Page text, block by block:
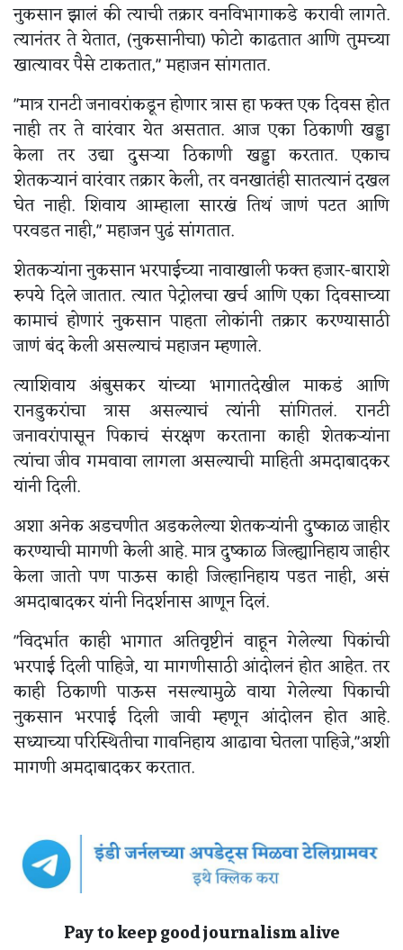
नुकसान झालं की त्याची तक्रार वनविभागाकडे करावी लागते.
त्यानंतर ते येतात, (नुकसानीचा) फोटो काढतात आणि तुमच्या
खात्यावर पैसे टाकतात," महाजन सांगतात.
"मात्र रानटी जनावरांकडून होणार त्रास हा फक्त एक दिवस होत
नाही तर ते वारंवार येत असतात. आज एका ठिकाणी खड्डा
केला तर उद्या दुसऱ्या ठिकाणी खड्डा करतात. एकाच
शेतकऱ्यानं वारंवार तक्रार केली, तर वनखातंही सातत्यानं दखल
घेत नाही. शिवाय आम्हाला सारखं तिथं जाणं पटत आणि
परवडत नाही," महाजन पुढं सांगतात.
शेतकऱ्यांना नुकसान भरपाईच्या नावाखाली फक्त हजार-बाराशे
रुपये दिले जातात. त्यात पेट्रोलचा खर्च आणि एका दिवसाच्या
कामाचं होणारं नुकसान पाहता लोकांनी तक्रार करण्यासाठी
जाणं बंद केली असल्याचं महाजन म्हणाले.
त्याशिवाय अंबुसकर यांच्या भागातदेखील माकडं आणि
रानडुकरांचा त्रास असल्याचं त्यांनी सांगितलं. रानटी
जनावरांपासून पिकाचं संरक्षण करताना काही शेतकऱ्यांना
त्यांचा जीव गमवावा लागला असल्याची माहिती अमदाबादकर
यांनी दिली.
अशा अनेक अडचणीत अडकलेल्या शेतकऱ्यांनी दुष्काळ जाहीर
करण्याची मागणी केली आहे. मात्र दुष्काळ जिल्ह्यानिहाय जाहीर
केला जातो पण पाऊस काही जिल्हानिहाय पडत नाही, असं
अमदाबादकर यांनी निदर्शनास आणून दिलं.
"विदर्भात काही भागात अतिवृष्टीनं वाहून गेलेल्या पिकांची
भरपाई दिली पाहिजे, या मागणीसाठी आंदोलनं होत आहेत. तर
काही ठिकाणी पाऊस नसल्यामुळे वाया गेलेल्या पिकाची
नुकसान भरपाई दिली जावी म्हणून आंदोलन होत आहे.
सध्याच्या परिस्थितीचा गावनिहाय आढावा घेतला पाहिजे,"अशी
मागणी अमदाबादकर करतात.
Pay to keep good journalism alive